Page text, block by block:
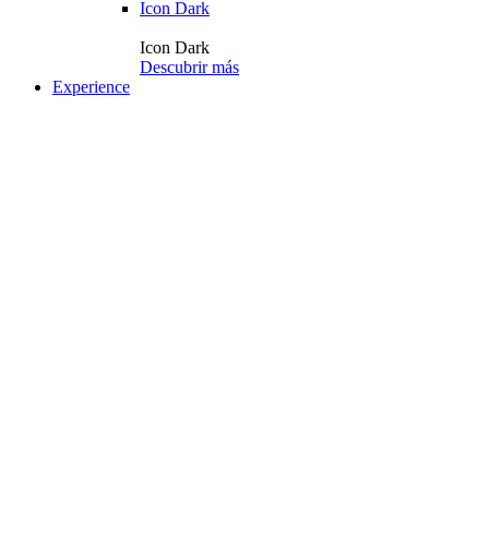
Icon Dark
Icon Dark
Descubrir más
Experience